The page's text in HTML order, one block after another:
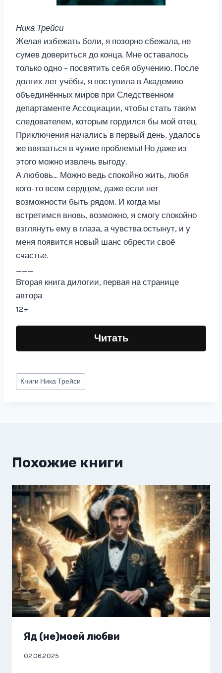
Ника Трейси
Желая избежать боли, я позорно сбежала, не
сумев довериться до конца. Мне оставалось
только одно – посвятить себя обучению. После
долгих лет учёбы, я поступила в Академию
объединённых миров при Следственном
департаменте Ассоциации, чтобы стать таким
следователем, которым гордился бы мой отец.
Приключения начались в первый день, удалось
же ввязаться в чужие проблемы! Но даже из
этого можно извлечь выгоду.
А любовь… Можно ведь спокойно жить, любя
кого-то всем сердцем, даже если нет
возможности быть рядом. И когда мы
встретимся вновь, возможно, я смогу спокойно
взглянуть ему в глаза, а чувства остынут, и у
меня появится новый шанс обрести своё
счастье.
___
Вторая книга дилогии, первая на странице
автора
12+
Читать
Метки
записи:
Книги Ника Трейси
Похожие книги
Яд (не)моей любви
02.06.2025